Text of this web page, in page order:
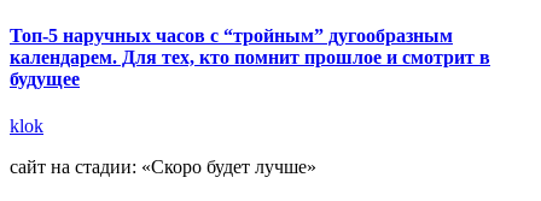
Топ-5 наручных часов с “тройным” дугообразным
календарем. Для тех, кто помнит прошлое и смотрит в
будущее
klok
сайт на стадии: «Скоро будет лучше»